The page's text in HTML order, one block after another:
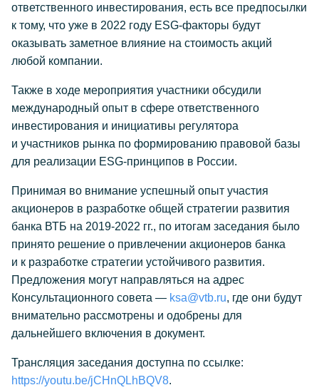
ответственного инвестирования, есть все предпосылки
к тому, что уже в 2022 году ESG-факторы будут
оказывать заметное влияние на стоимость акций
любой компании.
Также в ходе мероприятия участники обсудили
международный опыт в сфере ответственного
инвестирования и инициативы регулятора
и участников рынка по формированию правовой базы
для реализации ESG-принципов в России.
Принимая во внимание успешный опыт участия
акционеров в разработке общей стратегии развития
банка ВТБ на 2019-2022 гг., по итогам заседания было
принято решение о привлечении акционеров банка
и к разработке стратегии устойчивого развития.
Предложения могут направляться на адрес
Консультационного совета — ksa@vtb.ru, где они будут
внимательно рассмотрены и одобрены для
дальнейшего включения в документ.
Трансляция заседания доступна по ссылке:
https://youtu.be/jCHnQLhBQV8.